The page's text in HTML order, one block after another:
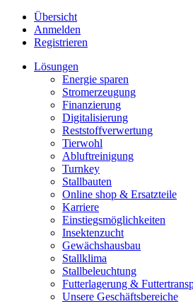
Übersicht
Anmelden
Registrieren
Lösungen
Energie sparen
Stromerzeugung
Finanzierung
Digitalisierung
Reststoffverwertung
Tierwohl
Abluftreinigung
Turnkey
Stallbauten
Online shop & Ersatzteile
Karriere
Einstiegsmöglichkeiten
Insektenzucht
Gewächshausbau
Stallklima
Stallbeleuchtung
Futterlagerung &
Unsere Geschäftsbereiche